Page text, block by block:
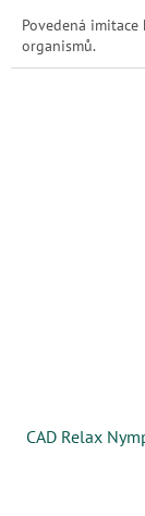
Povedená
organismů.
CAD Relax